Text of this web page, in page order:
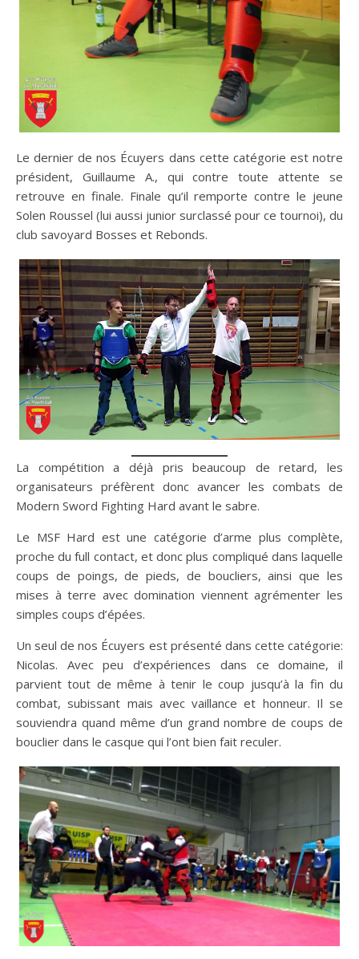
Le dernier de nos Écuyers dans cette catégorie est notre
président, Guillaume A., qui contre toute attente se
retrouve en finale. Finale qu’il remporte contre le jeune
Solen Roussel (lui aussi junior surclassé pour ce tournoi), du
club savoyard Bosses et Rebonds.
La compétition a déjà pris beaucoup de retard, les
organisateurs préfèrent donc avancer les combats de
Modern Sword Fighting Hard avant le sabre.
Le MSF Hard est une catégorie d’arme plus complète,
proche du full contact, et donc plus compliqué dans laquelle
coups de poings, de pieds, de boucliers, ainsi que les
mises à terre avec domination viennent agrémenter les
simples coups d’épées.
Un seul de nos Écuyers est présenté dans cette catégorie:
Nicolas. Avec peu d’expériences dans ce domaine, il
parvient tout de même à tenir le coup jusqu’à la fin du
combat, subissant mais avec vaillance et honneur. Il se
souviendra quand même d’un grand nombre de coups de
bouclier dans le casque qui l’ont bien fait reculer.